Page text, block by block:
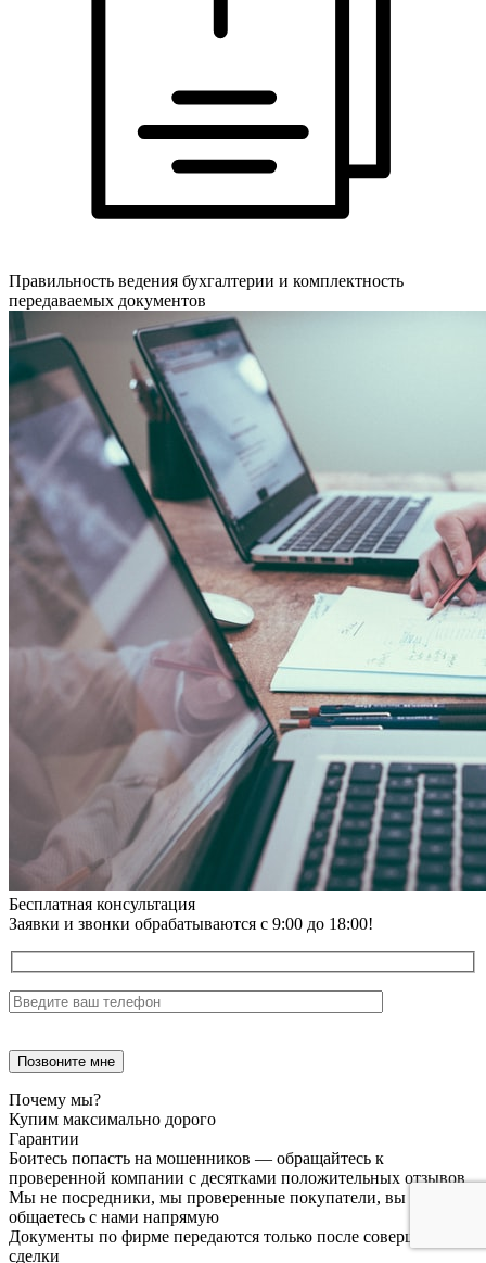
Правильность ведения бухгалтерии и комплектность
передаваемых документов
Бесплатная консультация
Заявки и звонки обрабатываются с 9:00 до 18:00!
Почему мы?
Купим максимально дорого
Гарантии
Боитесь попасть на мошенников — обращайтесь к
проверенной компании с десятками положительных отзывов
Мы не посредники, мы проверенные покупатели, вы
общаетесь с нами напрямую
Документы по фирме передаются только после совершения
сделки